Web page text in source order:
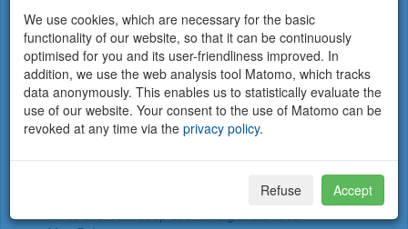
10.5281/zenodo.11372468
Harzendorf, F.,Markus, T. , Ross, A., Valencia Cotera, R.,
Baust, C., Vögele, S., Taraborrelli, D., Zapp, P., Karydis,
V.A., Bowyer, P., Stolten, D. (2024):
Criteria for effective site selection of direct air capture and
storage projects
Environ. Res. Lett. 19(11), art. 111009
Markus, T.(2024):
Mind the gap and close it: Regulating greenhouse gas
emissions from deep-sea mining in the Area
We use cookies, which are necessary for the basic
functionality of our website, so that it can be continuously
optimised for you and its user-friendliness improved. In
addition, we use the web analysis tool Matomo, which tracks
data anonymously. This enables us to statistically evaluate the
use of our website. Your consent to the use of Matomo can be
revoked at any time via the privacy policy.
Refuse Accept